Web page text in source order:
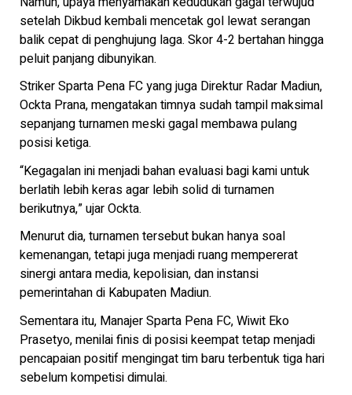
setelah Dikbud kembali mencetak gol lewat serangan
balik cepat di penghujung laga. Skor 4-2 bertahan hingga
peluit panjang dibunyikan.
Striker Sparta Pena FC yang juga Direktur Radar Madiun,
Ockta Prana, mengatakan timnya sudah tampil maksimal
sepanjang turnamen meski gagal membawa pulang
posisi ketiga.
“Kegagalan ini menjadi bahan evaluasi bagi kami untuk
berlatih lebih keras agar lebih solid di turnamen
berikutnya,” ujar Ockta.
Menurut dia, turnamen tersebut bukan hanya soal
kemenangan, tetapi juga menjadi ruang mempererat
sinergi antara media, kepolisian, dan instansi
pemerintahan di Kabupaten Madiun.
Sementara itu, Manajer Sparta Pena FC, Wiwit Eko
Prasetyo, menilai finis di posisi keempat tetap menjadi
pencapaian positif mengingat tim baru terbentuk tiga hari
sebelum kompetisi dimulai.